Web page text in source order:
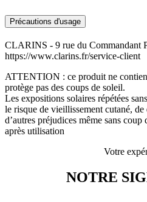
Précautions d'usage
CLARINS - 9 rue du Commandant
https://www.clarins.fr/service-client
ATTENTION : ce produit ne
protège pas des coups de soleil.
Les expositions solaires répétées
le risque de vieillissement cutané,
d’autres préjudices même sans
après utilisation
Votre
NOTRE